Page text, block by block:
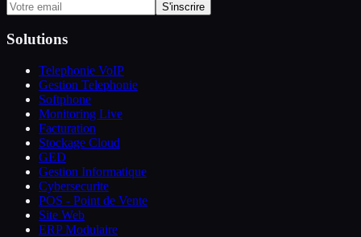
S'inscrire
Solutions
Telephonie VoIP
Gestion Telephonie
Softphone
Monitoring Live
Facturation
Stockage Cloud
GED
Gestion Informatique
Cybersecurite
POS - Point de Vente
Site Web
ERP Modulaire